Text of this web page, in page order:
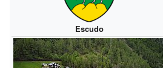
Escudo